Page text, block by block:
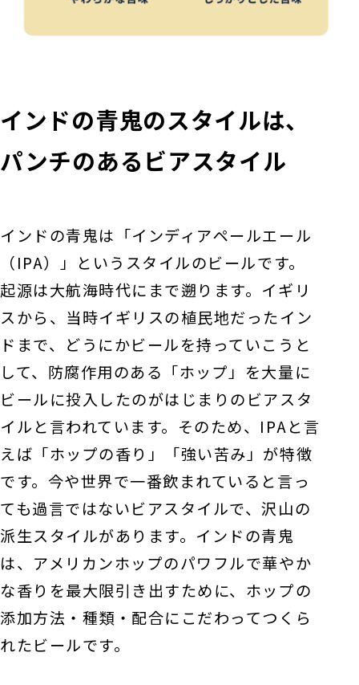
インドの青鬼のスタイルは、
パンチのあるビアスタイル
インドの青鬼は「インディアペールエール
（IPA）」というスタイルのビールです。
起源は大航海時代にまで遡ります。イギリ
スから、当時イギリスの植民地だったイン
ドまで、どうにかビールを持っていこうと
して、防腐作用のある「ホップ」を大量に
ビールに投入したのがはじまりのビアスタ
イルと言われています。そのため、IPAと言
えば「ホップの香り」「強い苦み」が特徴
です。今や世界で一番飲まれていると言っ
ても過言ではないビアスタイルで、沢山の
派生スタイルがあります。インドの青鬼
は、アメリカンホップのパワフルで華やか
な香りを最大限引き出すために、ホップの
添加方法・種類・配合にこだわってつくら
れたビールです。